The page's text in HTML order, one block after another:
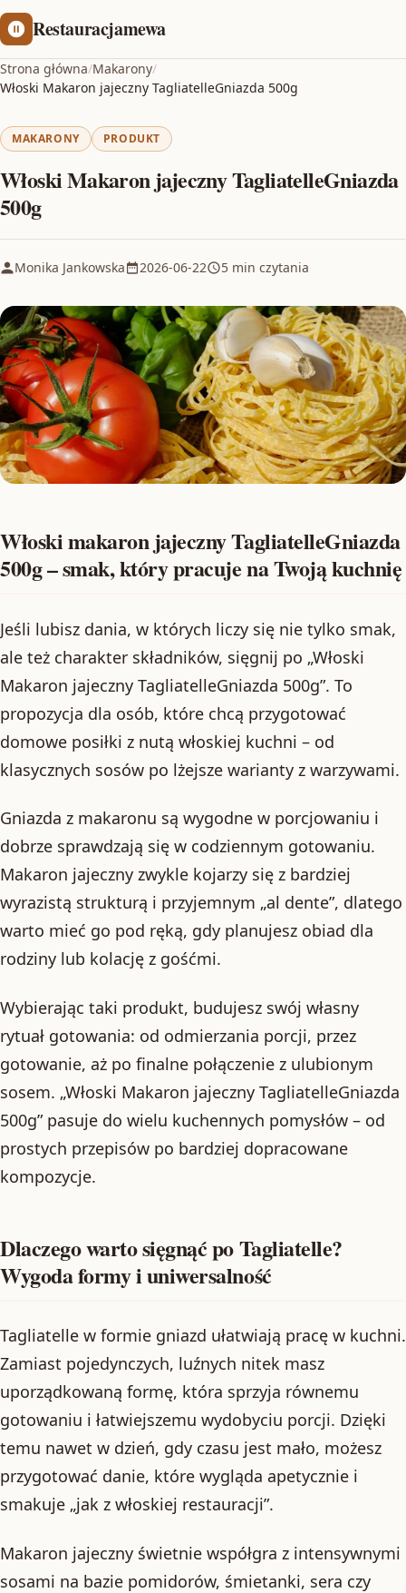
Restauracjamewa
Strona główna/Makarony/
Włoski Makaron jajeczny TagliatelleGniazda 500g
MAKARONY PRODUKT
Włoski Makaron jajeczny TagliatelleGniazda
500g
Monika Jankowska 2026-06-22 5 min czytania
Włoski makaron jajeczny TagliatelleGniazda
500g – smak, który pracuje na Twoją kuchnię
Jeśli lubisz dania, w których liczy się nie tylko smak,
ale też charakter składników, sięgnij po „Włoski
Makaron jajeczny TagliatelleGniazda 500g”. To
propozycja dla osób, które chcą przygotować
domowe posiłki z nutą włoskiej kuchni – od
klasycznych sosów po lżejsze warianty z warzywami.
Gniazda z makaronu są wygodne w porcjowaniu i
dobrze sprawdzają się w codziennym gotowaniu.
Makaron jajeczny zwykle kojarzy się z bardziej
wyrazistą strukturą i przyjemnym „al dente”, dlatego
warto mieć go pod ręką, gdy planujesz obiad dla
rodziny lub kolację z gośćmi.
Wybierając taki produkt, budujesz swój własny
rytuał gotowania: od odmierzania porcji, przez
gotowanie, aż po finalne połączenie z ulubionym
sosem. „Włoski Makaron jajeczny TagliatelleGniazda
500g” pasuje do wielu kuchennych pomysłów – od
prostych przepisów po bardziej dopracowane
kompozycje.
Dlaczego warto sięgnąć po Tagliatelle?
Wygoda formy i uniwersalność
Tagliatelle w formie gniazd ułatwiają pracę w kuchni.
Zamiast pojedynczych, luźnych nitek masz
uporządkowaną formę, która sprzyja równemu
gotowaniu i łatwiejszemu wydobyciu porcji. Dzięki
temu nawet w dzień, gdy czasu jest mało, możesz
przygotować danie, które wygląda apetycznie i
smakuje „jak z włoskiej restauracji”.
Makaron jajeczny świetnie współgra z intensywnymi
sosami na bazie pomidorów, śmietanki, sera czy